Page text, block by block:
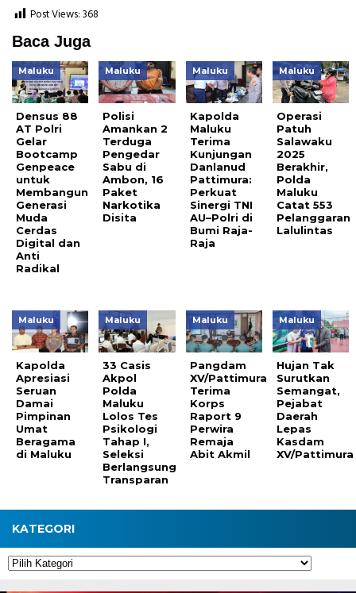
Post Views:368
Baca Juga
Maluku
Densus 88
AT Polri
Gelar
Bootcamp
Genpeace
untuk
Membangun
Generasi
Muda
Cerdas
Digital dan
Anti
Radikal
Maluku
Polisi
Amankan 2
Terduga
Pengedar
Sabu di
Ambon, 16
Paket
Narkotika
Disita
Maluku
Kapolda
Maluku
Terima
Kunjungan
Danlanud
Pattimura:
Perkuat
Sinergi TNI
AU–Polri di
Bumi Raja-
Raja
Maluku
Operasi
Patuh
Salawaku
2025
Berakhir,
Polda
Maluku
Catat 553
Pelanggaran
Lalulintas
Maluku
Kapolda
Apresiasi
Seruan
Damai
Pimpinan
Umat
Beragama
di Maluku
Maluku
33 Casis
Akpol
Polda
Maluku
Lolos Tes
Psikologi
Tahap I,
Seleksi
Berlangsung
Transparan
Maluku
Pangdam
XV/Pattimura
Terima
Korps
Raport 9
Perwira
Remaja
Abit Akmil
Maluku
Hujan Tak
Surutkan
Semangat,
Pejabat
Daerah
Lepas
Kasdam
XV/Pattimura
KATEGORI
Kategori